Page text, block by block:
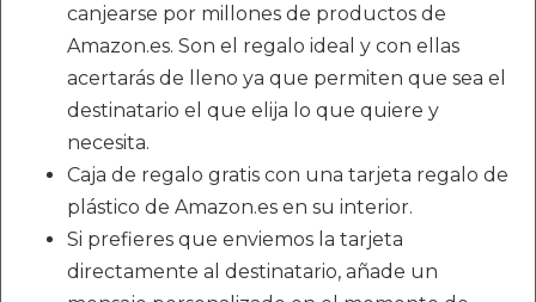
canjearse por millones de productos de
Amazon.es. Son el regalo ideal y con ellas
acertarás de lleno ya que permiten que sea el
destinatario el que elija lo que quiere y
necesita.
Caja de regalo gratis con una tarjeta regalo de
plástico de Amazon.es en su interior.
Si prefieres que enviemos la tarjeta
directamente al destinatario, añade un